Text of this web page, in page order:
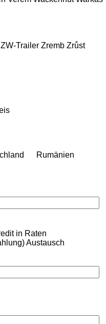
ZW-Trailer Zremb Zrůst
Rumänien
in Raten
Austausch